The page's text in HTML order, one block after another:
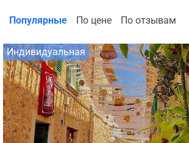
Популярные По цене По отзывам
Индивидуальная